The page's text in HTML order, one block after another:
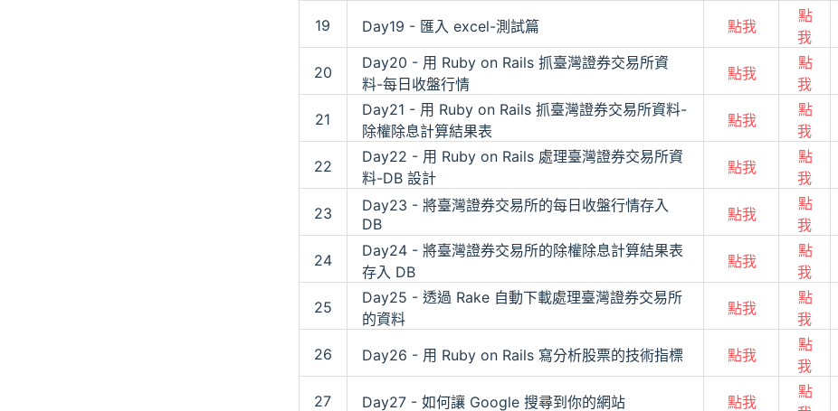
19 Day19 - 匯入 excel-測試篇 點我
點
我
20
Day20 - 用 Ruby on Rails 抓臺灣證券交易所資
料-每日收盤行情
點我
點
我
21
Day21 - 用 Ruby on Rails 抓臺灣證券交易所資料-
除權除息計算結果表
點我
點
我
22
Day22 - 用 Ruby on Rails 處理臺灣證券交易所資
料-DB 設計
點我
點
我
23
Day23 - 將臺灣證券交易所的每日收盤行情存入
DB
點我
點
我
24
Day24 - 將臺灣證券交易所的除權除息計算結果表
存入 DB
點我
點
我
25
Day25 - 透過 Rake 自動下載處理臺灣證券交易所
的資料
點我
點
我
26 Day26 - 用 Ruby on Rails 寫分析股票的技術指標 點我
點
我
27 Day27 - 如何讓 Google 搜尋到你的網站 點我
點